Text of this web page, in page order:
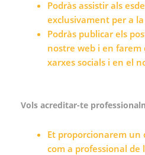
Podràs assistir als
exclusivament per a
Podràs publicar els
nostre web i en farem
xarxes socials i en el
Vols acreditar-te
Et proporcionarem
com a professional de